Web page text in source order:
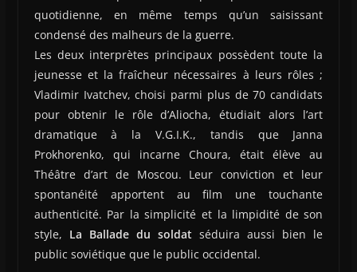
quotidienne, en même temps qu’un saisissant
condensé des malheurs de la guerre.
Les deux interprètes principaux possèdent toute la
jeunesse et la fraîcheur nécessaires à leurs rôles ;
Vladimir Ivatchev, choisi parmi plus de 70 candidats
pour obtenir le rôle d’Aliocha, étudiait alors l’art
dramatique à la V.G.I.K., tandis que Janna
Prokhorenko, qui incarne Choura, était élève au
Théâtre d’art de Moscou. Leur conviction et leur
spontanéité apportent au film une touchante
authenticité. Par la simplicité et la limpidité de son
style, La Ballade du soldat séduira aussi bien le
public soviétique que le public occidental.